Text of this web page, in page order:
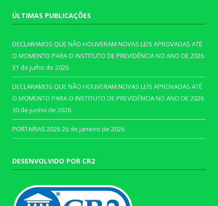
ÚLTIMAS PUBLICAÇÕES
DECLARAMOS QUE NÃO HOUVERAM NOVAS LEIS APROVADAS ATÉ
O MOMENTO PARA O INSTITUTO DE PREVIDÊNCIA NO ANO DE 2026
31 de julho de 2026
DECLARAMOS QUE NÃO HOUVERAM NOVAS LEIS APROVADAS ATÉ
O MOMENTO PARA O INSTITUTO DE PREVIDÊNCIA NO ANO DE 2026
30 de junho de 2026
PORTARIAS 202626 de janeiro de 2026
DESENVOLVIDO POR CR2